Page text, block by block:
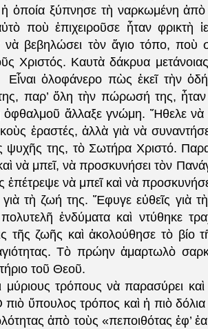
ὁποία ξύπνησε τὴ ναρκωμένη ἀπὸ
ποὺ ἐπιχειροῦσε ἦταν φρικτὴ
βεβηλώσει τὸν ἅγιο τόπο, ποὺ
Χριστός. Καυτὰ δάκρυα
Εἶναι ὁλοφάνερο πὼς ἐκεῖ τὴν
παρ’ ὅλη τὴν πώρωσή της, ἦταν
ὀφθαλμοῦ ἄλλαξε γνώμη. Ἤθελε νὰ
ἐραστές, ἀλλὰ γιὰ νὰ
ψυχῆς της, τὸ Σωτήρα Χριστό.
νὰ μπεῖ, νὰ προσκυνήσει τὸν
ἐπέτρεψε νὰ μπεῖ καὶ νὰ
τὴ ζωή της. Ἔφυγε εὐθεῖς γιὰ
ἐνδύματα καὶ ντύθηκε
τῆς ζωῆς καὶ ἀκολούθησε τὸ βίο
Τὸ πρώην ἁμαρτωλὸ
τοῦ Θεοῦ.
μύριους τρόπους νὰ παρασύρει
ὕπουλος τρόπος καὶ ἡ πιὸ δόλια
ἀπὸ τοὺς «πεποιθότας ἐφ’